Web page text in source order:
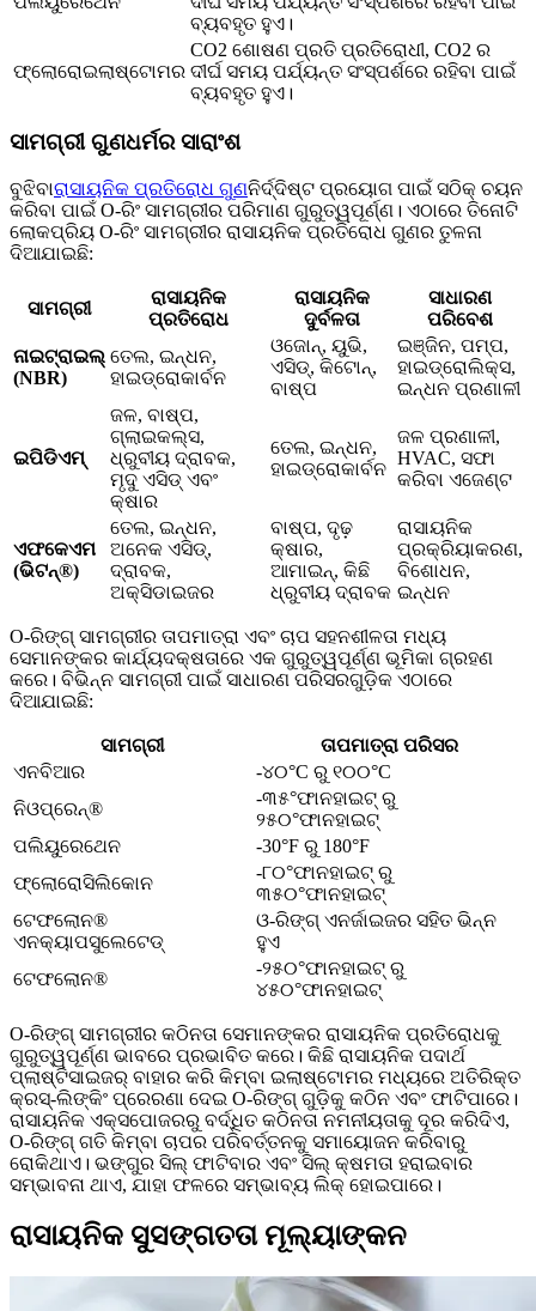
ବ୍ୟବହୃତ ହୁଏ।
ଫ୍ଲୋରୋଇଲାଷ୍ଟୋମର
CO2 ଶୋଷଣ ପ୍ରତି ପ୍ରତିରୋଧୀ, CO2 ର
ଦୀର୍ଘ ସମୟ ପର୍ଯ୍ୟନ୍ତ ସଂସ୍ପର୍ଶରେ ରହିବା ପାଇଁ
ବ୍ୟବହୃତ ହୁଏ।
ସାମଗ୍ରୀ ଗୁଣଧର୍ମର ସାରାଂଶ
ବୁଝିବାରାସାୟନିକ ପ୍ରତିରୋଧ ଗୁଣନିର୍ଦ୍ଦିଷ୍ଟ ପ୍ରୟୋଗ ପାଇଁ ସଠିକ୍ ଚୟନ
କରିବା ପାଇଁ O-ରିଂ ସାମଗ୍ରୀର ପରିମାଣ ଗୁରୁତ୍ୱପୂର୍ଣ୍ଣ। ଏଠାରେ ତିନୋଟି
ଲୋକପ୍ରିୟ O-ରିଂ ସାମଗ୍ରୀର ରାସାୟନିକ ପ୍ରତିରୋଧ ଗୁଣର ତୁଳନା
ଦିଆଯାଇଛି:
ସାମଗ୍ରୀ
ରାସାୟନିକ
ପ୍ରତିରୋଧ
ରାସାୟନିକ
ଦୁର୍ବଳତା
ସାଧାରଣ
ପରିବେଶ
ନାଇଟ୍ରାଇଲ୍
(NBR)
ତେଲ, ଇନ୍ଧନ,
ହାଇଡ୍ରୋକାର୍ବନ
ଓଜୋନ୍, ୟୁଭି,
ଏସିଡ୍, କିଟୋନ୍,
ବାଷ୍ପ
ଇଞ୍ଜିନ, ପମ୍ପ,
ହାଇଡ୍ରୋଲିକ୍ସ,
ଇନ୍ଧନ ପ୍ରଣାଳୀ
ଇପିଡିଏମ୍
ଜଳ, ବାଷ୍ପ,
ଗ୍ଲାଇକଲ୍ସ,
ଧ୍ରୁବୀୟ ଦ୍ରାବକ,
ମୃଦୁ ଏସିଡ୍ ଏବଂ
କ୍ଷାର
ତେଲ, ଇନ୍ଧନ,
ହାଇଡ୍ରୋକାର୍ବନ
ଜଳ ପ୍ରଣାଳୀ,
HVAC, ସଫା
କରିବା ଏଜେଣ୍ଟ
ଏଫକେଏମ
(ଭିଟନ୍®)
ତେଲ, ଇନ୍ଧନ,
ଅନେକ ଏସିଡ୍,
ଦ୍ରାବକ,
ଅକ୍ସିଡାଇଜର
ବାଷ୍ପ, ଦୃଢ଼
କ୍ଷାର,
ଆମାଇନ୍, କିଛି
ଧ୍ରୁବୀୟ ଦ୍ରାବକ
ରାସାୟନିକ
ପ୍ରକ୍ରିୟାକରଣ,
ବିଶୋଧନ,
ଇନ୍ଧନ
O-ରିଙ୍ଗ୍ ସାମଗ୍ରୀର ତାପମାତ୍ରା ଏବଂ ଚାପ ସହନଶୀଳତା ମଧ୍ୟ
ସେମାନଙ୍କର କାର୍ଯ୍ୟଦକ୍ଷତାରେ ଏକ ଗୁରୁତ୍ୱପୂର୍ଣ୍ଣ ଭୂମିକା ଗ୍ରହଣ
କରେ। ବିଭିନ୍ନ ସାମଗ୍ରୀ ପାଇଁ ସାଧାରଣ ପରିସରଗୁଡ଼ିକ ଏଠାରେ
ଦିଆଯାଇଛି:
ସାମଗ୍ରୀ
ତାପମାତ୍ରା ପରିସର
ଏନବିଆର
-୪୦°C ରୁ ୧୦୦°C
ନିଓପ୍ରେନ୍‌®
-୩୫°ଫାନହାଇଟ୍ ରୁ
୨୫୦°ଫାନହାଇଟ୍
ପଲିୟୁରେଥେନ
-30°F ରୁ 180°F
ଫ୍ଲୋରୋସିଲିକୋନ
-୮୦°ଫାନହାଇଟ୍ ରୁ
୩୫୦°ଫାନହାଇଟ୍
ଟେଫଲୋନ®
ଏନକ୍ୟାପସୁଲେଟେଡ୍
ଓ-ରିଙ୍ଗ୍ ଏନର୍ଜାଇଜର ସହିତ ଭିନ୍ନ
ହୁଏ
ଟେଫଲୋନ®
-୨୫୦°ଫାନହାଇଟ୍ ରୁ
୪୫୦°ଫାନହାଇଟ୍
O-ରିଙ୍ଗ୍ ସାମଗ୍ରୀର କଠିନତା ସେମାନଙ୍କର ରାସାୟନିକ ପ୍ରତିରୋଧକୁ
ଗୁରୁତ୍ୱପୂର୍ଣ୍ଣ ଭାବରେ ପ୍ରଭାବିତ କରେ। କିଛି ରାସାୟନିକ ପଦାର୍ଥ
ପ୍ଲାଷ୍ଟିସାଇଜର୍ ବାହାର କରି କିମ୍ବା ଇଲାଷ୍ଟୋମର ମଧ୍ୟରେ ଅତିରିକ୍ତ
କ୍ରସ୍-ଲିଙ୍କିଂ ପ୍ରେରଣା ଦେଇ O-ରିଙ୍ଗ୍ ଗୁଡ଼ିକୁ କଠିନ ଏବଂ ଫାଟିପାରେ।
ରାସାୟନିକ ଏକ୍ସପୋଜରରୁ ବର୍ଦ୍ଧିତ କଠିନତା ନମନୀୟତାକୁ ଦୂର କରିଦିଏ,
O-ରିଙ୍ଗ୍ ଗତି କିମ୍ବା ଚାପର ପରିବର୍ତ୍ତନକୁ ସମାୟୋଜନ କରିବାରୁ
ରୋକିଥାଏ। ଭଙ୍ଗୁର ସିଲ୍ ଫାଟିବାର ଏବଂ ସିଲ୍ କ୍ଷମତା ହରାଇବାର
ସମ୍ଭାବନା ଥାଏ, ଯାହା ଫଳରେ ସମ୍ଭାବ୍ୟ ଲିକ୍ ହୋଇପାରେ।
ରାସାୟନିକ ସୁସଙ୍ଗତତା ମୂଲ୍ୟାଙ୍କନ